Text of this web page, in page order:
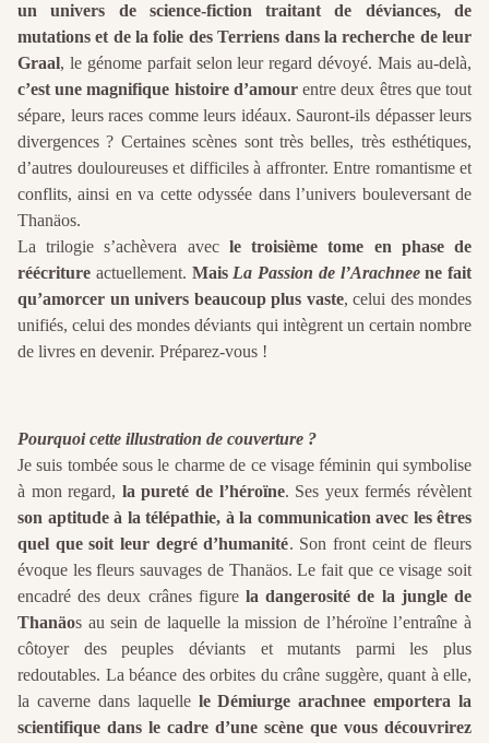
un univers de science-fiction traitant de déviances, de
mutations et de la folie des Terriens dans la recherche de leur
Graal, le génome parfait selon leur regard dévoyé. Mais au-delà,
c’est une magnifique histoire d’amourentre deux êtres que tout
sépare, leurs races comme leurs idéaux. Sauront-ils dépasser leurs
divergences ? Certaines scènes sont très belles, très esthétiques,
d’autres douloureuses et difficiles à affronter. Entre romantisme et
conflits, ainsi en va cette odyssée dans l’univers bouleversant de
Thanäos.
La trilogie s’achèvera avec le troisième tome en phase de
réécriture actuellement. Mais La Passion de l’Arachneene fait
qu’amorcer un univers beaucoup plus vaste, celui des mondes
unifiés, celui des mondes déviants qui intègrent un certain nombre
de livres en devenir. Préparez-vous !
Pourquoi cette illustration de couverture ?
Je suis tombée sous le charme de ce visage féminin qui symbolise
à mon regard, la pureté de l’héroïne. Ses yeux fermés révèlent
son aptitude à la télépathie, à la communication avec les êtres
quel que soit leur degré d’humanité. Son front ceint de fleurs
évoque les fleurs sauvages de Thanäos. Le fait que ce visage soit
encadré des deux crânes figure la dangerosité de la jungle de
Thanäos au sein de laquelle la mission de l’héroïne l’entraîne à
côtoyer des peuples déviants et mutants parmi les plus
redoutables. La béance des orbites du crâne suggère, quant à elle,
la caverne dans laquelle le Démiurge arachnee emportera la
scientifique dans le cadre d’une scène que vous découvrirez